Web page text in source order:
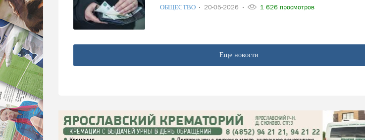
ОБЩЕСТВО 20-05-2026 1 626 просмотров
Еще новости